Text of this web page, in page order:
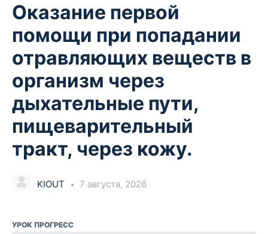
Оказание первой
помощи при попадании
отравляющих веществ в
организм через
дыхательные пути,
пищеварительный
тракт, через кожу.
KIOUT 7 августа, 2026
УРОК ПРОГРЕСС